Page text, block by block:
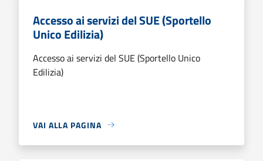
Accesso ai servizi del SUE (Sportello
Unico Edilizia)
Accesso ai servizi del SUE (Sportello Unico
Edilizia)
VAI ALLA PAGINA